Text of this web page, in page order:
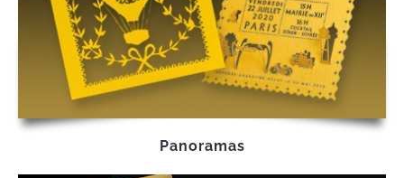
Panoramas